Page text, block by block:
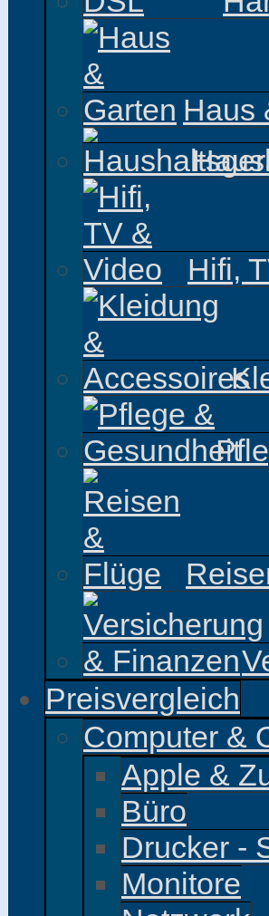
Haus
Hifi,
Preisvergleich
Computer &
Apple &
Büro
Drucker -
Monitore